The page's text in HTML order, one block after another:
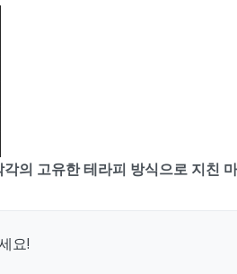
의 고유한 테라피 방식으로 지친
요!